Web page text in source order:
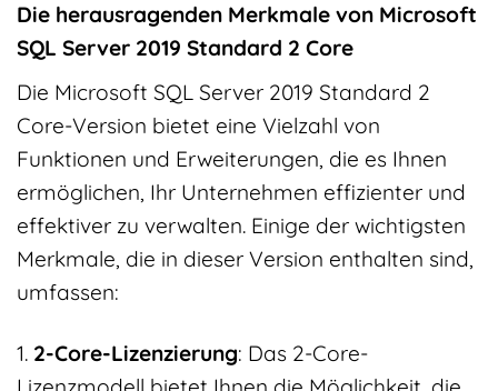
Die herausragenden Merkmale von Microsoft
SQL Server 2019 Standard 2 Core
Die Microsoft SQL Server 2019 Standard 2
Core-Version bietet eine Vielzahl von
Funktionen und Erweiterungen, die es Ihnen
ermöglichen, Ihr Unternehmen effizienter und
effektiver zu verwalten. Einige der wichtigsten
Merkmale, die in dieser Version enthalten sind,
umfassen:
1. 2-Core-Lizenzierung: Das 2-Core-